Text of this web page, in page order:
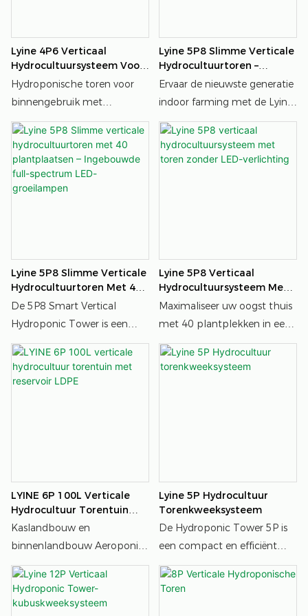
Lyine 4P6 Verticaal
Hydrocultuursysteem Voor
Binnen Met Mechanische
Hydroponische toren voor
binnengebruik met
mechanische timer en LED-
groeilamp, ontworpen voor
stabiele, onderhoudsarme
dagelijkse teelt.
Lyine 5P8 Slimme Verticale
Hydrocultuurtoren –
Geïntegreerde
Bedieningshub En Full-
Spectrum LED-Systeem
Ervaar de nieuwste generatie
indoor farming met de Lyine
5P8 Smart Tower, voorzien
van een geïntegreerd
touchscreen en
Lyine 5P8 Slimme Verticale
Hydrocultuurtoren Met 40
Plantplaatsen –
LED-Groeilampen
De 5P8 Smart Vertical
Hydroponic Tower is een
ruimtebesparend
kweeksysteem voor binnen
met 40 plantgaten en
Lyine 5P8 Verticaal
Hydrocultuursysteem Met
Toren Zonder LED-
Maximaliseer uw oogst thuis
met 40 plantplekken in een
compacte, stapelbare toren
met 8 lagen; perfect voor
biologisch tuinieren in de
buitenlucht.
LYINE 6P 100L Verticale
Hydrocultuur Torentuin
Met Reservoir LDPE
Kaslandbouw en
binnenlandbouw Aeroponic
Vertical Hydroponic Tower-
groeisystemen
Lyine 5P Hydrocultuur
Torenkweeksysteem
De Hydroponic Tower 5P is
een compact en efficiënt
verticaal
hydrocultuursysteem,